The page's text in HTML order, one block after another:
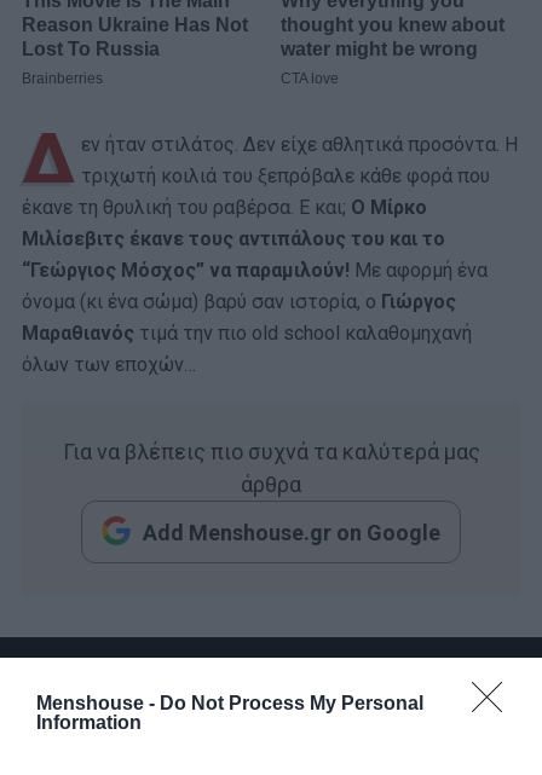
Menshouse - Do Not Process My Personal
Information
Δ εν ήταν στιλάτος. Δεν είχε αθλητικά προσόντα. Η
τριχωτή κοιλιά του ξεπρόβαλε κάθε φορά που
έκανε τη θρυλική του ραβέρσα. Ε και; Ο Μίρκο
Μιλίσεβιτς έκανε τους αντιπάλους του και το
“Γεώργιος Μόσχος” να παραμιλούν! Με αφορμή ένα
όνομα (κι ένα σώμα) βαρύ σαν ιστορία, ο Γιώργος
Μαραθιανός τιμά την πιο old school καλαθομηχανή
όλων των εποχών…
Για να βλέπεις πιο συχνά τα καλύτερά μας
άρθρα
Add Menshouse.gr on Google